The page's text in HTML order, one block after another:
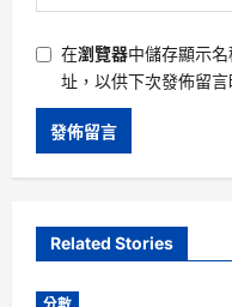
在瀏覽器中儲存顯示
址，以供下次發佈留言
Related Stories